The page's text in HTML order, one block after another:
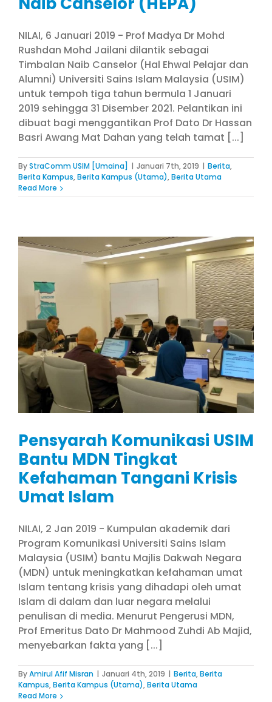
NILAI, 6 Januari 2019 - Prof Madya Dr Mohd
Rushdan Mohd Jailani dilantik sebagai
Timbalan Naib Canselor (Hal Ehwal Pelajar dan
Alumni) Universiti Sains Islam Malaysia (USIM)
untuk tempoh tiga tahun bermula 1 Januari
2019 sehingga 31 Disember 2021. Pelantikan ini
dibuat bagi menggantikan Prof Dato Dr Hassan
Basri Awang Mat Dahan yang telah tamat [...]
ByStraComm USIM [Umaina] | Januari 7th, 2019 | Berita,
Berita Kampus,Berita Kampus (Utama),Berita Utama
Read More
Pensyarah Komunikasi USIM
Bantu MDN Tingkat
Kefahaman Tangani Krisis
Umat Islam
NILAI, 2 Jan 2019 - Kumpulan akademik dari
Program Komunikasi Universiti Sains Islam
Malaysia (USIM) bantu Majlis Dakwah Negara
(MDN) untuk meningkatkan kefahaman umat
Islam tentang krisis yang dihadapi oleh umat
Islam di dalam dan luar negara melalui
penulisan di media. Menurut Pengerusi MDN,
Prof Emeritus Dato Dr Mahmood Zuhdi Ab Majid,
menyebarkan fakta yang [...]
ByAmirul Afif Misran | Januari 4th, 2019 | Berita,Berita
Kampus,Berita Kampus (Utama),Berita Utama
Read More